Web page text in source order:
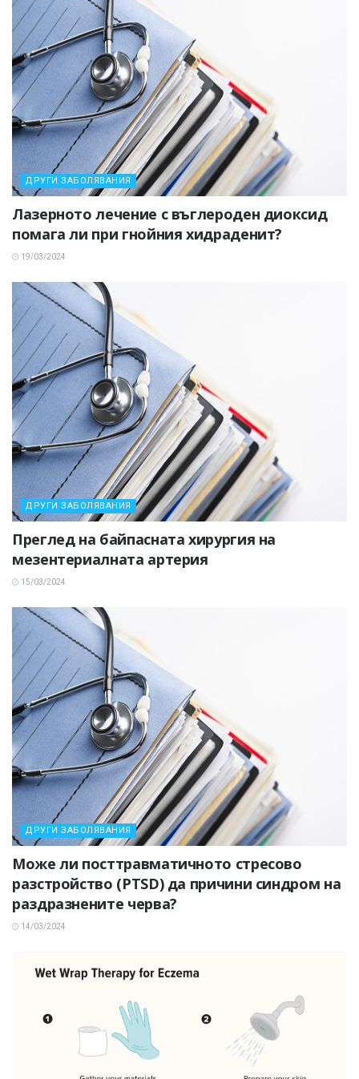
ДРУГИ ЗАБОЛЯВАНИЯ
Лазерното лечение с въглероден диоксид
помага ли при гнойния хидраденит?
19/03/2024
ДРУГИ ЗАБОЛЯВАНИЯ
Преглед на байпасната хирургия на
мезентериалната артерия
15/03/2024
ДРУГИ ЗАБОЛЯВАНИЯ
Може ли посттравматичното стресово
разстройство (PTSD) да причини синдром на
раздразнените черва?
14/03/2024